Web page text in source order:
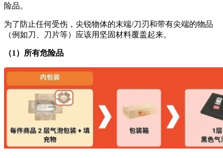
险品。
为了防止任何受伤，尖锐物体的末端/刀刃和带有尖端的物品
（例如刀、刀片等）应该用坚固材料覆盖起来。
（1）所有危险品